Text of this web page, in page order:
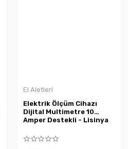
El Aletleri
Elektrik Ölçüm Cihazı
Dijital Multimetre 10
Amper Destekli - Lisinya